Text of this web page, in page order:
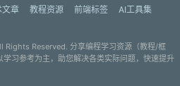
文章 教程资源 前端标签
AI工具集